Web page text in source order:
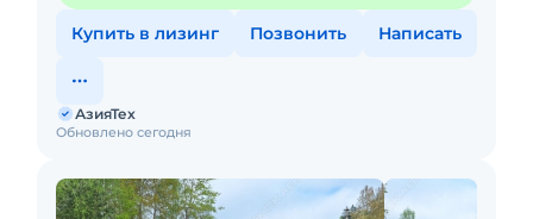
Купить в лизинг Позвонить Написать
Обновлено сегодня
АзияТех